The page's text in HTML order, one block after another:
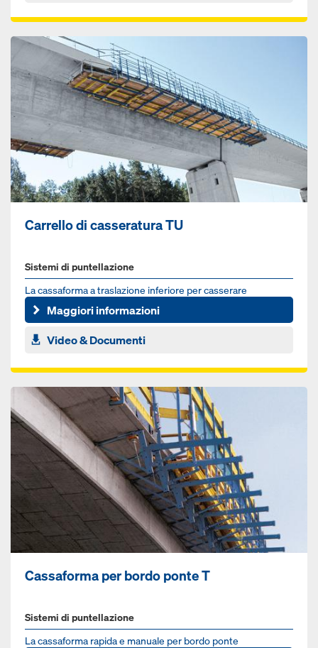
Carrello di casseratura TU
Sistemi di puntellazione
La cas­saforma a traslazione inferiore per cas­serare
rapidamente bordi di ponte
Maggiori informazioni
Video & Documenti
Cassaforma per bordo ponte T
Sistemi di puntellazione
La cas­saforma rapida e manuale per bordo ponte